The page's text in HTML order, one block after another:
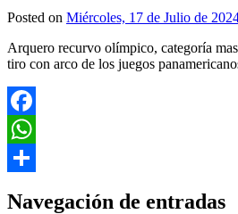
Posted on Miércoles, 17 de Julio de
Arquero recurvo olímpico, categoría
tiro con arco de los juegos
Facebook
WhatsApp
Navegación de entradas